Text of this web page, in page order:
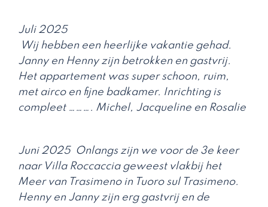
Juli 2025
Wij hebben een heerlijke vakantie gehad.
Janny en Henny zijn betrokken en gastvrij.
Het appartement was super schoon, ruim,
met airco en fijne badkamer. Inrichting is
compleet ………. Michel, Jacqueline en Rosalie
Juni 2025 Onlangs zijn we voor de 3e keer
naar Villa Roccaccia geweest vlakbij het
Meer van Trasimeno in Tuoro sul Trasimeno.
Henny en Janny zijn erg gastvrij en de